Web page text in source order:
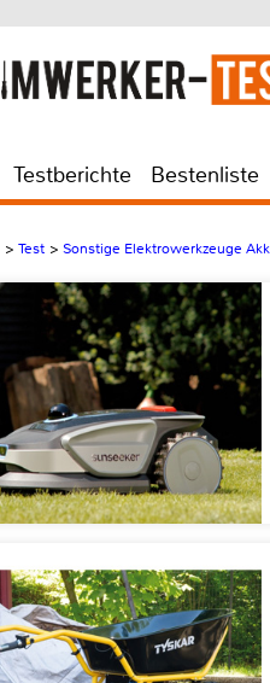
Testberichte Bestenliste
> Test > Sonstige Elektrowerkzeuge